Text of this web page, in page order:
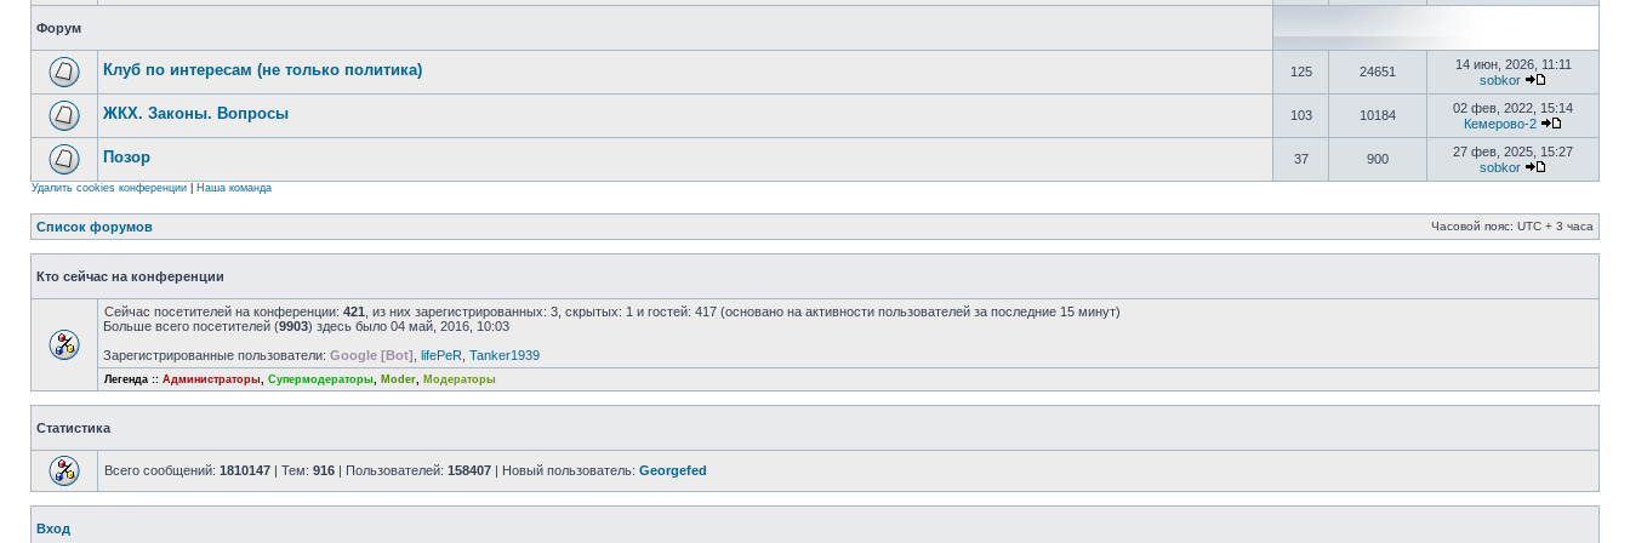
Форум
Клуб по интересам (не только политика) 125 24651
14 июн, 2026, 11:11
sobkor
ЖКХ. Законы. Вопросы 103 10184
02 фев, 2022, 15:14
Кемерово-2
Позор 37 900
27 фев, 2025, 15:27
sobkor
Удалить cookies конференции Наша команда
Список форумов Часовой пояс: UTC + 3 часа
Кто сейчас на конференции
Сейчас посетителей на конференции: 421 , из них зарегистрированных: 3, скрытых: 1 и гостей: 417 (основано на активности пользователей за последние 15 минут)
Больше всего посетителей (9903) здесь было 04 май, 2016, 10:03
Зарегистрированные пользователи: Google [Bot] lifePeR Tanker1939
Легенда :: Администраторы, Супермодераторы, Moder, Модераторы
Статистика
Всего сообщений: 1810147 | Тем: 916 | Пользователей: 158407 | Новый пользователь: Georgefed
Вход